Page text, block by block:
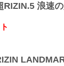
RIZIN.5 浪速